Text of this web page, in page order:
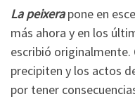
La peixerapone en
más ahora y en los
escribió
precipiten y los actos
por tener